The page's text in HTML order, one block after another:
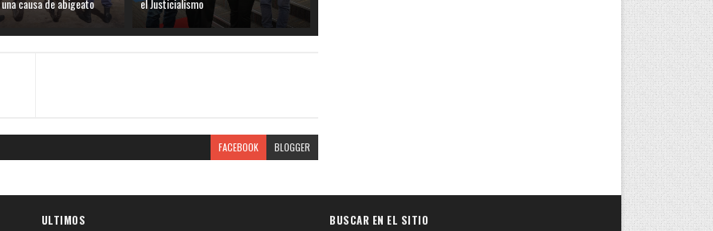
causa de abigeato
el Justicialismo
FACEBOOK BLOGGER
ULTIMOS
BUSCAR EN EL SITIO